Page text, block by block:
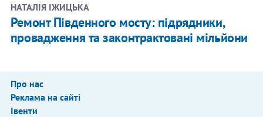
НАТАЛІЯ ІЖИЦЬКА
Ремонт Південного мосту: підрядники,
провадження та законтрактовані мільйони
Про нас
Реклама на сайті
Івенти